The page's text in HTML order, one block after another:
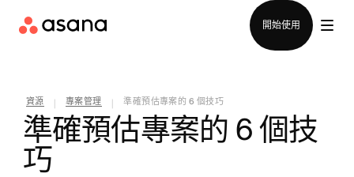
開始使用
資源 專案管理 準確預估專案的 6 個技巧
準確預估專案的 6 個技
巧